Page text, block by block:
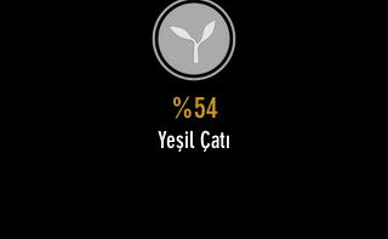
%54
Yeşil Çatı